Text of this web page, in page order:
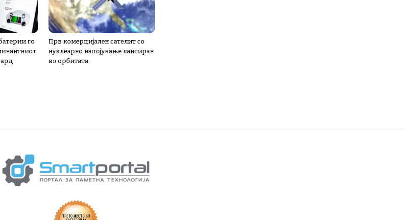
го
Прв комерцијален сателит со
нуклеарно напојување лансиран
во орбитата